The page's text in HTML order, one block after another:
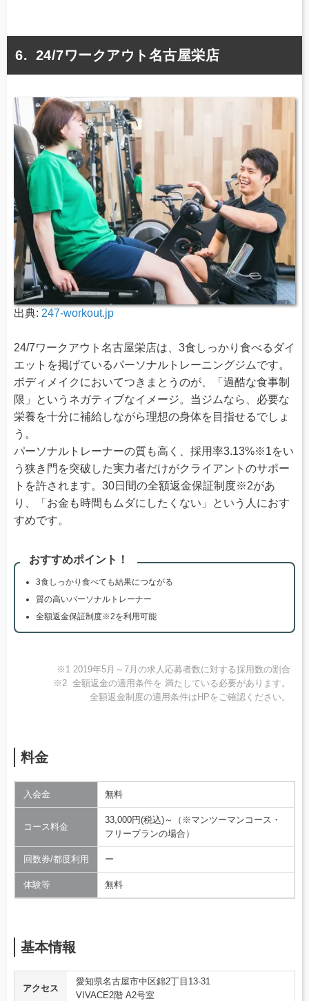
24/7ワークアウト名古屋栄店
出典: 247-workout.jp
24/7ワークアウト名古屋栄店は、3食しっかり食べるダイ
エットを掲げているパーソナルトレーニングジムです。
ボディメイクにおいてつきまとうのが、「過酷な食事制
限」というネガティブなイメージ。当ジムなら、必要な
栄養を十分に補給しながら理想の身体を目指せるでしょ
う。
パーソナルトレーナーの質も高く、採用率3.13%※1をい
う狭き門を突破した実力者だけがクライアントのサポー
トを許されます。30日間の全額返金保証制度※2があ
り、「お金も時間もムダにしたくない」という人におす
すめです。
おすすめポイント！
3食しっかり食べても結果につながる
質の高いパーソナルトレーナー
全額返金保証制度※2を利用可能
※1 2019年5月～7月の求人応募者数に対する採用数の割合
※2 全額返金の適用条件を 満たしている必要があります。
全額返金制度の適用条件はHPをご確認ください。
料金
入会金 無料
コース料金
33,000円(税込)～（※マンツーマンコース・
フリープランの場合）
回数券/都度利用 ー
体験等 無料
基本情報
アクセス
愛知県名古屋市中区錦2丁目13-31
VIVACE2階 A2号室